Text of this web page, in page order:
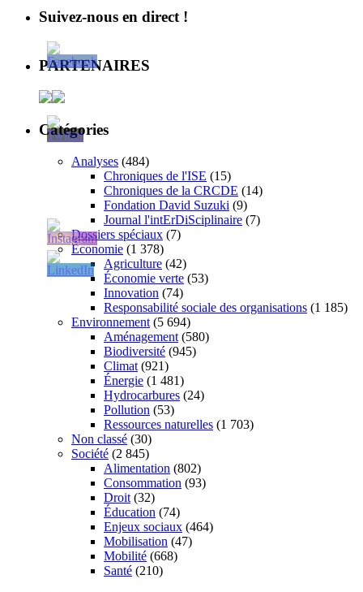
Suivez-nous en direct !
PARTENAIRES
Catégories
Analyses (484)
Chroniques de l'ISE (15)
Chroniques de la CRCDE (14)
Fondation David Suzuki (9)
Journal l'intErDiSciplinaire (7)
Dossiers spéciaux (7)
Économie (1 378)
Agriculture (42)
Économie verte (53)
Innovation (74)
Responsabilité sociale des organisations (1 185)
Environnement (5 694)
Aménagement (580)
Biodiversité (945)
Climat (921)
Énergie (1 481)
Hydrocarbures (24)
Pollution (53)
Ressources naturelles (1 703)
Non classé (30)
Société (2 845)
Alimentation (802)
Consommation (93)
Droit (32)
Éducation (74)
Enjeux sociaux (464)
Mobilisation (47)
Mobilité (668)
Santé (210)